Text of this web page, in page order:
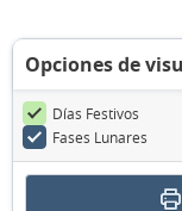
Opciones de
Días Festivos
Fases Lunares